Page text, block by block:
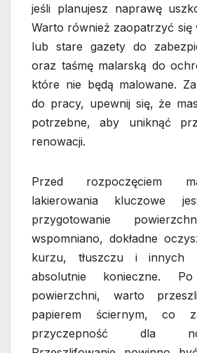
jeśli planujesz naprawę
Warto również zaopatrzyć się
lub stare gazety do
oraz taśmę malarską do
które nie będą malowane.
do pracy, upewnij się, że
potrzebne, aby uniknąć
renowacji.
Przed rozpoczęciem
lakierowania kluczowe
przygotowanie
wspomniano, dokładne
kurzu, tłuszczu i innych
absolutnie konieczne. Po
powierzchni, warto
papierem ściernym, co
przyczepność dla